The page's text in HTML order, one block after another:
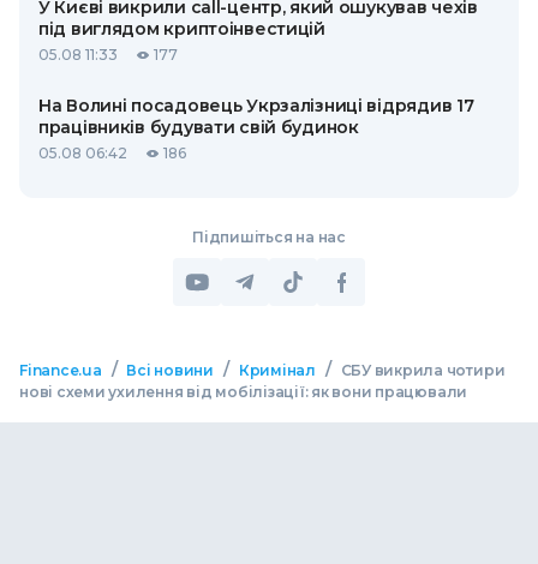
У Києві викрили call-центр, який ошукував чехів
під виглядом криптоінвестицій
05.08 11:33 177
На Волині посадовець Укрзалізниці відрядив 17
працівників будувати свій будинок
05.08 06:42 186
Підпишіться на нас
Finance.ua / Всі новини / Кримінал /
СБУ викрила чотири
нові схеми ухилення від мобілізації: як вони працювали